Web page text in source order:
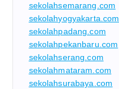
sekolahsemarang.com
sekolahyogyakarta.com
sekolahpadang.com
sekolahpekanbaru.com
sekolahserang.com
sekolahmataram.com
sekolahsurabaya.com